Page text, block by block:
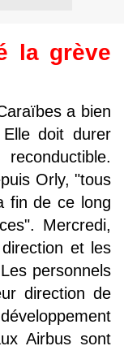
la grève
a bien
doit durer
Orly, "tous
fin de ce long
Mercredi,
et les
personnels
direction de
Airbus sont